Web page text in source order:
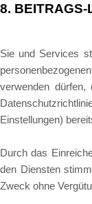
8. BEITRAGS-
Sie und Services
verwenden
Einstellungen)
Durch das
den Diensten
Zweck ohne